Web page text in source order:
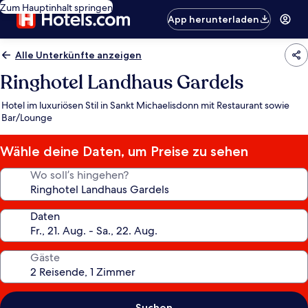
Zum Hauptinhalt springen
App herunterladen
Alle Unterkünfte anzeigen
Ringhotel Landhaus Gardels
Hotel im luxuriösen Stil in Sankt Michaelisdonn mit Restaurant sowie
Bar/Lounge
Wähle deine Daten, um Preise zu sehen
Wo soll’s hingehen?
Daten
Gäste